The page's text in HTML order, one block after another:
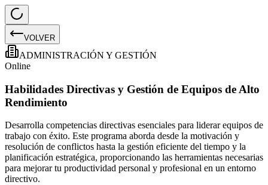
VOLVER
ADMINISTRACIÓN Y GESTIÓN
Online
Habilidades Directivas y Gestión de Equipos de Alto
Rendimiento
Desarrolla competencias directivas esenciales para liderar equipos de
trabajo con éxito. Este programa aborda desde la motivación y
resolución de conflictos hasta la gestión eficiente del tiempo y la
planificación estratégica, proporcionando las herramientas necesarias
para mejorar tu productividad personal y profesional en un entorno
directivo.